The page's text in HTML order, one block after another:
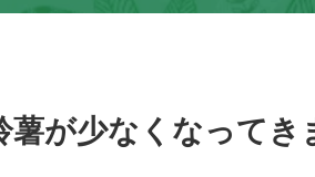
薯が少なくなってき